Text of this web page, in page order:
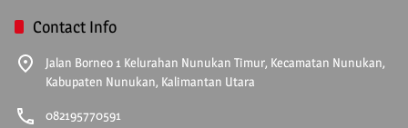
Contact Info
Jalan Borneo 1 Kelurahan Nunukan Timur, Kecamatan Nunukan,
Kabupaten Nunukan, Kalimantan Utara
082195770591